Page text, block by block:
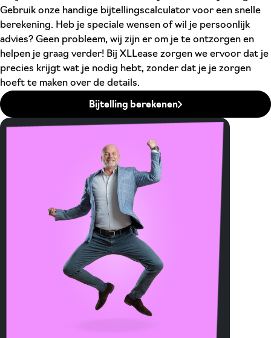
Gebruik onze handige bijtellingscalculator voor een snelle
berekening. Heb je speciale wensen of wil je persoonlijk
advies? Geen probleem, wij zijn er om je te ontzorgen en
helpen je graag verder! Bij XLLease zorgen we ervoor dat je
precies krijgt wat je nodig hebt, zonder dat je je zorgen
hoeft te maken over de details.
Bijtelling berekenen